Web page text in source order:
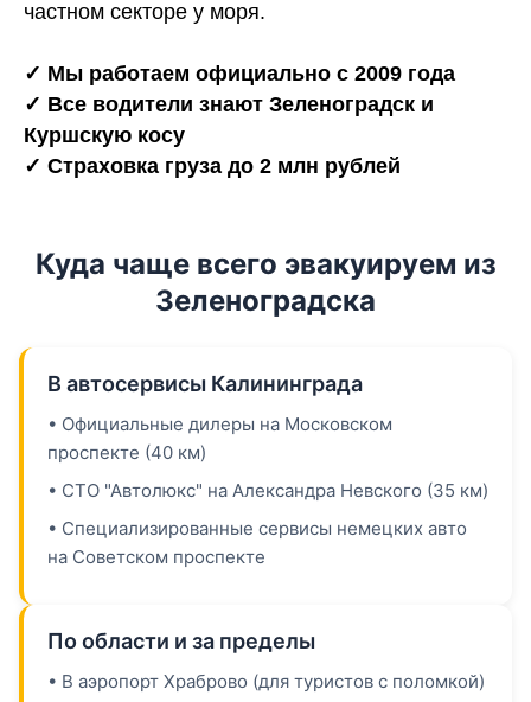
частном секторе у моря.
✓ Мы работаем официально с 2009 года
✓ Все водители знают Зеленоградск и
Куршскую косу
✓ Страховка груза до 2 млн рублей
Куда чаще всего эвакуируем из
Зеленоградска
В автосервисы Калининграда
• Официальные дилеры на Московском
проспекте (40 км)
• СТО "Автолюкс" на Александра Невского (35 км)
• Специализированные сервисы немецких авто
на Советском проспекте
По области и за пределы
• В аэропорт Храброво (для туристов с поломкой)